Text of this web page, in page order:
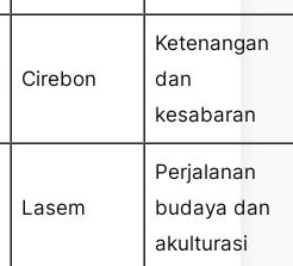
Cirebon
Ketenangan
dan
kesabaran
Lasem
Perjalanan
budaya dan
akulturasi